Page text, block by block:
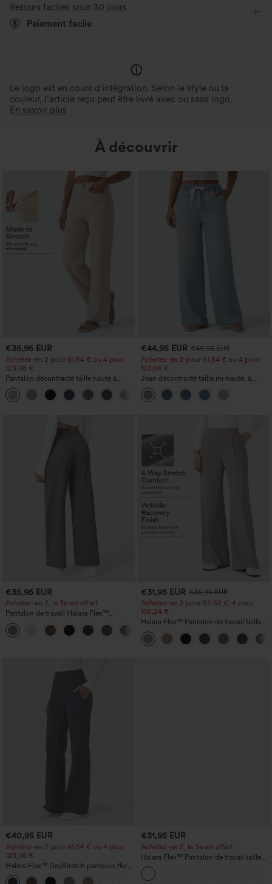
Retours faciles sous 30 jours
Paiement facile
Le logo est en cours d’intégration. Selon le style ou la
couleur, l’article reçu peut être livré avec ou sans logo.
En savoir plus
À découvrir
€35,95 EUR
Achetez-en 2 pour 61,54 € ou 4 pour
123,08 €.
Pantalon décontracté taille haute à
jambe droite, effet lin, avec poches
+5
€44,95 EUR €49,95 EUR
Achetez-en 2 pour 61,54 € ou 4 pour
123,08 €.
Jean décontracté taille mi‑haute, à
cordon de serrage, avec poches
€35,95 EUR
Achetez-en 2, le 3e est offert
Pantalon de travail Halara Flex™
DayStretch à taille haute, avec poches et
coupe droite
€31,95 EUR €35,95 EUR
Achetez-en 2 pour 52,62 €, 4 pour
105,24 €
Halara Flex™ Pantalon de travail taille
haute sculptant la silhouette, gainant la
taille, avec poches, jambe large en
micro-gaufre
€40,95 EUR
Achetez-en 2 pour 61,54 € ou 4 pour
123,08 €.
Halara Flex™ DayStretch pantalon flare
de travail, taille mi-haute, poche latérale
€31,95 EUR
Achetez-en 2, le 3e est offert
Halara Flex™ Pantalon de travail taille
haute avec poche latérale arrière et
légère coupe évasée